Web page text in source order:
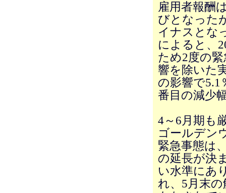
雇用者報酬
びとなった
イナスとな
によると、
ため2度の
響を除いた
の影響で5.1
番目の減少
4～6月期も
ゴールデン
緊急事態は
の延長が決
い水準にあ
れ、5月末